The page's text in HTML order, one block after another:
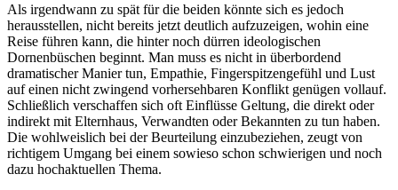
Als irgendwann zu spät für die beiden könnte sich es jedoch
herausstellen, nicht bereits jetzt deutlich aufzuzeigen, wohin eine
Reise führen kann, die hinter noch dürren ideologischen
Dornenbüschen beginnt. Man muss es nicht in überbordend
dramatischer Manier tun, Empathie, Fingerspitzengefühl und Lust
auf einen nicht zwingend vorhersehbaren Konflikt genügen vollauf.
Schließlich verschaffen sich oft Einflüsse Geltung, die direkt oder
indirekt mit Elternhaus, Verwandten oder Bekannten zu tun haben.
Die wohlweislich bei der Beurteilung einzubeziehen, zeugt von
richtigem Umgang bei einem sowieso schon schwierigen und noch
dazu hochaktuellen Thema.